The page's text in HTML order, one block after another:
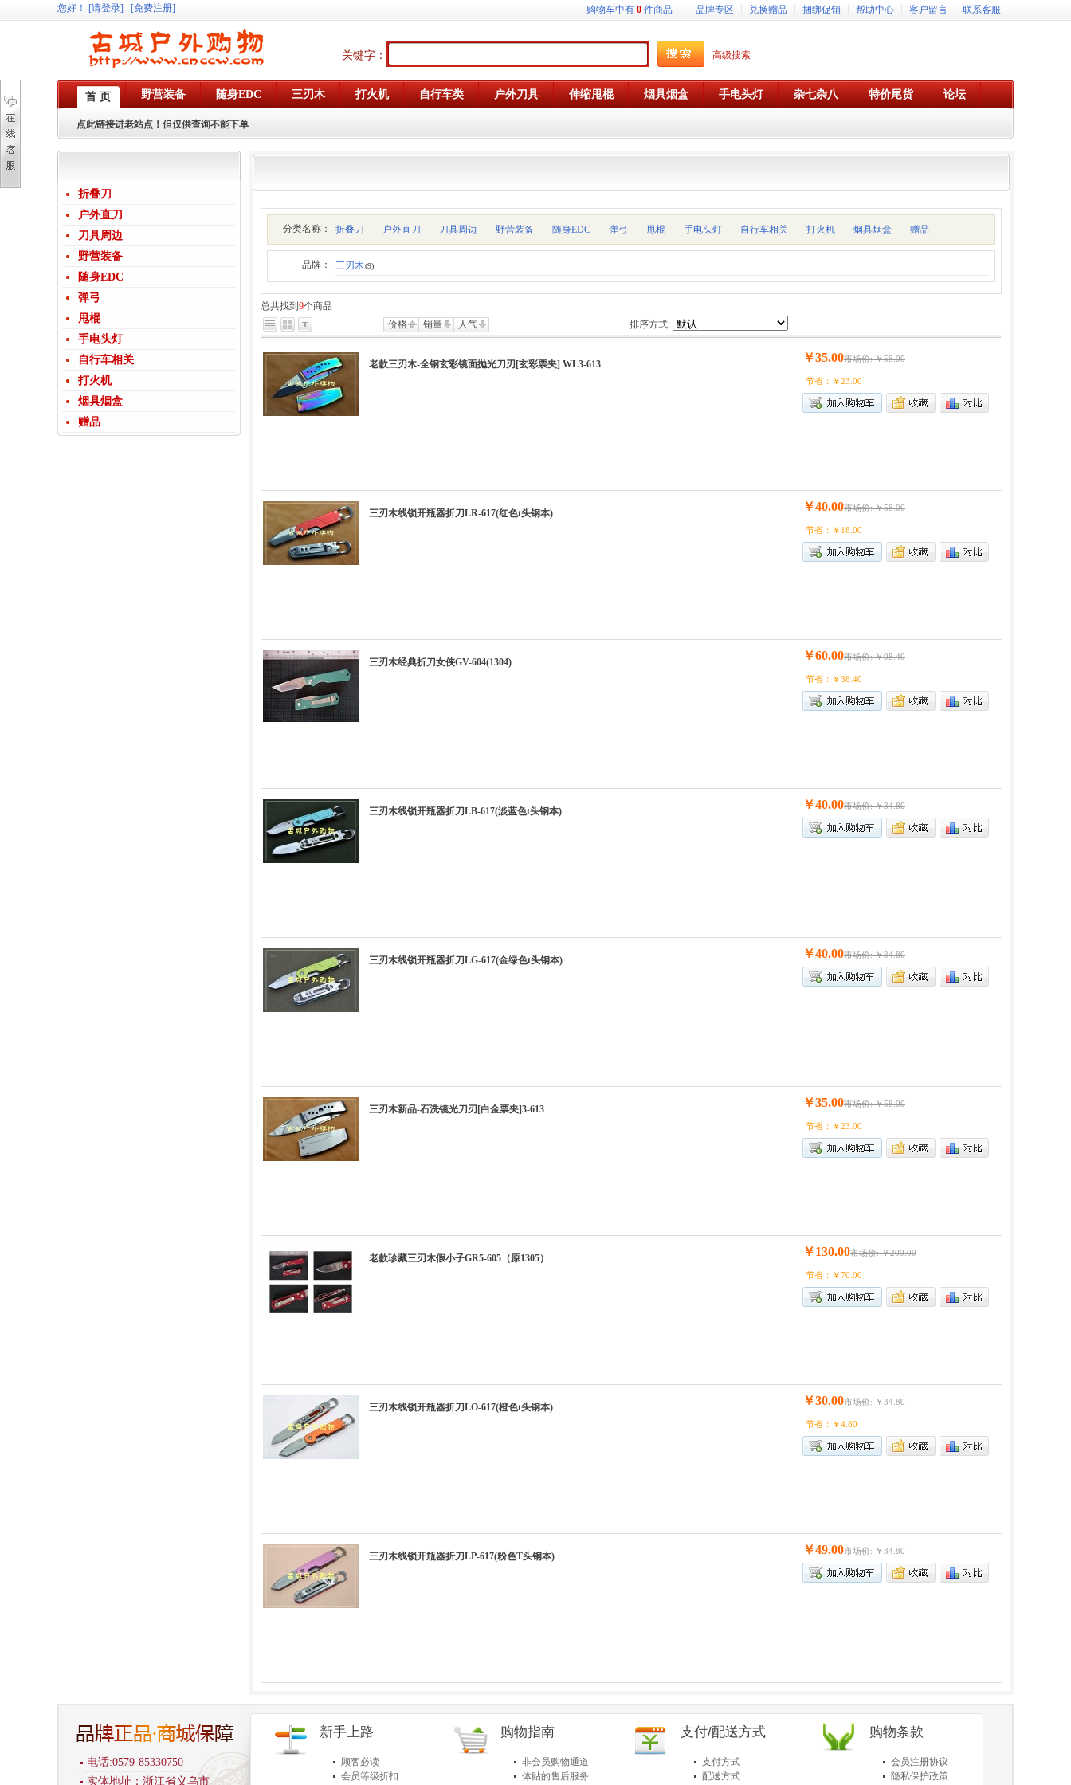
您好 ！ [请登录] [免费注册] 购物车中有 0 件商品 品牌专区 兑换赠品 捆绑促销 帮助中心 客户留言 联系客服
关键字： 高级搜索
首 页 野营装备 随身EDC 三刃木 打火机 自行车类 户外刀具 伸缩甩棍 烟具烟盒 手电头灯 杂七杂八 特价尾货 论坛
点此链接进老站点！但仅供查询不能下单
折叠刀
户外直刀
刀具周边
野营装备
随身EDC
弹弓
甩棍
手电头灯
自行车相关
打火机
烟具烟盒
赠品
分类名称： 折叠刀 户外直刀 刀具周边 野营装备 随身EDC 弹弓 甩棍 手电头灯 自行车相关 打火机 烟具烟盒 赠品
品牌： 三刃木(9)
总共找到 9个商品
价格
销量 人气 排序方式:
老款三刃木-全钢玄彩镜面抛光刀刃[玄彩票夹] WL3-613 ￥35.00市场价: ￥58.00
节省：￥23.00
三刃木线锁开瓶器折刀LR-617(红色t头钢本) ￥40.00市场价: ￥58.00
节省：￥18.00
三刃木经典折刀女侠GV-604(1304) ￥60.00市场价: ￥98.40
节省：￥38.40
三刃木线锁开瓶器折刀LB-617(淡蓝色t头钢本) ￥40.00市场价: ￥34.80
三刃木线锁开瓶器折刀LG-617(金绿色t头钢本) ￥40.00市场价: ￥34.80
三刃木新品-石洗镜光刀刃[白金票夹]3-613 ￥35.00市场价: ￥58.00
节省：￥23.00
老款珍藏三刃木假小子GR5-605（原1305） ￥130.00市场价: ￥200.00
节省：￥70.00
三刃木线锁开瓶器折刀LO-617(橙色t头钢本) ￥30.00市场价: ￥34.80
节省：￥4.80
三刃木线锁开瓶器折刀LP-617(粉色T头钢本) ￥49.00市场价: ￥34.80
电话:0579-85330750
实体地址：浙江省义乌市
新手上路
顾客必读
会员等级折扣
购物指南
非会员购物通道
体贴的售后服务
支付/配送方式
支付方式
配送方式
购物条款
会员注册协议
隐私保护政策